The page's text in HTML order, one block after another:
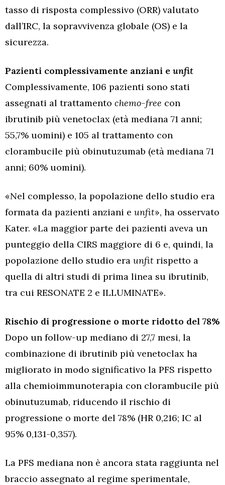
tasso di risposta complessivo (ORR) valutato
dall’IRC, la sopravvivenza globale (OS) e la
sicurezza.
Pazienti complessivamente anziani e unfit
Complessivamente, 106 pazienti sono stati
assegnati al trattamento chemo-free con
ibrutinib più venetoclax (età mediana 71 anni;
55,7% uomini) e 105 al trattamento con
clorambucile più obinutuzumab (età mediana 71
anni; 60% uomini).
«Nel complesso, la popolazione dello studio era
formata da pazienti anziani e unfit», ha osservato
Kater. «La maggior parte dei pazienti aveva un
punteggio della CIRS maggiore di 6 e, quindi, la
popolazione dello studio era unfit rispetto a
quella di altri studi di prima linea su ibrutinib,
tra cui RESONATE 2 e ILLUMINATE».
Rischio di progressione o morte ridotto del 78%
Dopo un follow-up mediano di 27,7 mesi, la
combinazione di ibrutinib più venetoclax ha
migliorato in modo significativo la PFS rispetto
alla chemioimmunoterapia con clorambucile più
obinutuzumab, riducendo il rischio di
progressione o morte del 78% (HR 0,216; IC al
95% 0,131-0,357).
La PFS mediana non è ancora stata raggiunta nel
braccio assegnato al regime sperimentale,